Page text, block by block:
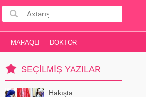
MARAQLI DOKTOR
SEÇILMIŞ YAZILAR
Hakışta